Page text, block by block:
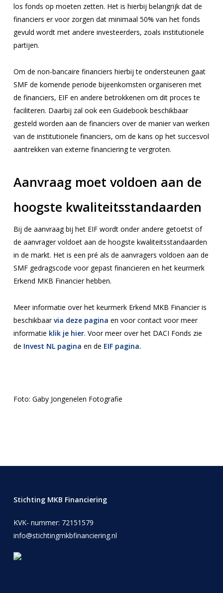
los fonds op moeten zetten. Het is hierbij belangrijk dat de
financiers er voor zorgen dat minimaal 50% van het fonds
gevuld wordt met andere investeerders, zoals institutionele
partijen.
Om de non-bancaire financiers hierbij te ondersteunen gaat
SMF de komende periode bijeenkomsten organiseren met
de financiers, EIF en andere betrokkenen om dit proces te
faciliteren. Daarbij zal ook een Guidebook beschikbaar
gesteld worden aan de financiers over de manier van werken
van de institutionele financiers, om de kans op het succesvol
aantrekken van externe financiering te vergroten.
Aanvraag moet voldoen aan de
hoogste kwaliteitsstandaarden
Bij de aanvraag bij het EIF wordt onder andere getoetst of
de aanvrager voldoet aan de hoogste kwaliteitsstandaarden
in de markt. Het is een pré als de aanvragers voldoen aan de
SMF gedragscode voor gepast financieren en het keurmerk
Erkend MKB Financier hebben.
Meer informatie over het keurmerk Erkend MKB Financier is
beschikbaarvia deze pagina en voor contact voor meer
informatie klik je hier. Voor meer over het DACI Fonds zie
de Invest NL pagina en de EIF pagina.
Foto: Gaby Jongenelen Fotografie
Stichting MKB Financiering
KVK- nummer: 72151579
info@stichtingmkbfinanciering.nl